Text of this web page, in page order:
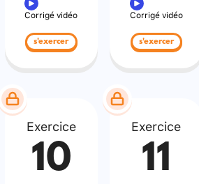
Corrigé vidéo
s'exercer
Corrigé vidéo
s'exercer
Exercice
10
Exercice
11